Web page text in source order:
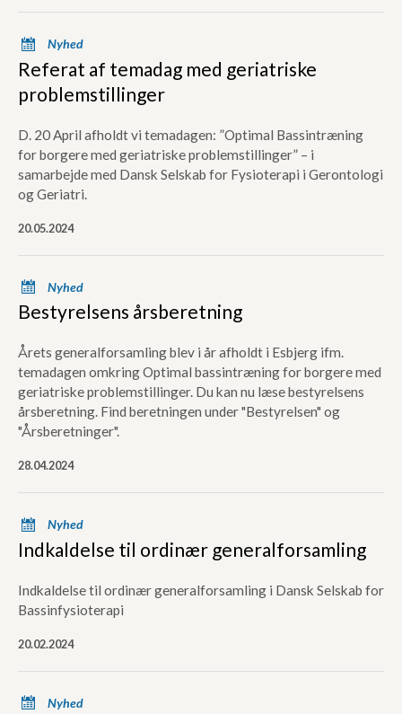
x Nyhed
Referat af temadag med geriatriske
problemstillinger
D. 20 April afholdt vi temadagen: ”Optimal Bassintræning
for borgere med geriatriske problemstillinger” – i
samarbejde med Dansk Selskab for Fysioterapi i Gerontologi
og Geriatri.
20.05.2024
x Nyhed
Bestyrelsens årsberetning
Årets generalforsamling blev i år afholdt i Esbjerg ifm.
temadagen omkring Optimal bassintræning for borgere med
geriatriske problemstillinger. Du kan nu læse bestyrelsens
årsberetning. Find beretningen under "Bestyrelsen" og
"Årsberetninger".
28.04.2024
x Nyhed
Indkaldelse til ordinær generalforsamling
Indkaldelse til ordinær generalforsamling i Dansk Selskab for
Bassinfysioterapi
20.02.2024
x Nyhed